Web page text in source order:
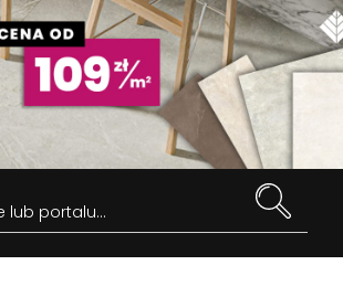
lub portalu...